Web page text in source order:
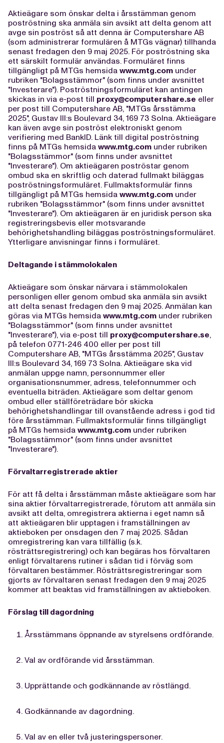
Aktieägare som önskar delta i årsstämman genom
poströstning ska anmäla sin avsikt att delta genom att
avge sin poströst så att denna är Computershare AB
(som administrerar formulären å MTGs vägnar) tillhanda
senast fredagen den 9 maj 2025. För poströstning ska
ett särskilt formulär användas. Formuläret finns
tillgängligt på MTGs hemsida www.mtg.com under
rubriken "Bolagsstämmor" (som finns under avsnittet
"Investerare"). Poströstningsformuläret kan antingen
skickas in via e-post till proxy@computershare.se eller
per post till Computershare AB, "MTGs årsstämma
2025", Gustav III:s Boulevard 34, 169 73 Solna. Aktieägare
kan även avge sin poströst elektroniskt genom
verifiering med BankID. Länk till digital poströstning
finns på MTGs hemsida www.mtg.com under rubriken
"Bolagsstämmor" (som finns under avsnittet
"Investerare"). Om aktieägaren poströstar genom
ombud ska en skriftlig och daterad fullmakt biläggas
poströstningsformuläret. Fullmaktsformulär finns
tillgängligt på MTGs hemsida www.mtg.com under
rubriken "Bolagsstämmor" (som finns under avsnittet
"Investerare"). Om aktieägaren är en juridisk person ska
registreringsbevis eller motsvarande
behörighetshandling biläggas poströstningsformuläret.
Ytterligare anvisningar finns i formuläret.
Deltagande i stämmolokalen
Aktieägare som önskar närvara i stämmolokalen
personligen eller genom ombud ska anmäla sin avsikt
att delta senast fredagen den 9 maj 2025. Anmälan kan
göras via MTGs hemsida www.mtg.com under rubriken
"Bolagsstämmor" (som finns under avsnittet
"Investerare"), via e-post till proxy@computershare.se,
på telefon 0771-246 400 eller per post till
Computershare AB, "MTGs årsstämma 2025", Gustav
III:s Boulevard 34, 169 73 Solna. Aktieägare ska vid
anmälan uppge namn, personnummer eller
organisationsnummer, adress, telefonnummer och
eventuella biträden. Aktieägare som deltar genom
ombud eller ställföreträdare bör skicka
behörighetshandlingar till ovanstående adress i god tid
före årsstämman. Fullmaktsformulär finns tillgängligt
på MTGs hemsida www.mtg.com under rubriken
"Bolagsstämmor" (som finns under avsnittet
"Investerare").
Förvaltarregistrerade aktier
För att få delta i årsstämman måste aktieägare som har
sina aktier förvaltarregistrerade, förutom att anmäla sin
avsikt att delta, omregistrera aktierna i eget namn så
att aktieägaren blir upptagen i framställningen av
aktieboken per onsdagen den 7 maj 2025. Sådan
omregistrering kan vara tillfällig (s.k.
rösträttsregistrering) och kan begäras hos förvaltaren
enligt förvaltarens rutiner i sådan tid i förväg som
förvaltaren bestämmer. Rösträttsregistreringar som
gjorts av förvaltaren senast fredagen den 9 maj 2025
kommer att beaktas vid framställningen av aktieboken.
Förslag till dagordning
Årsstämmans öppnande av styrelsens ordförande.
Val av ordförande vid årsstämman.
Upprättande och godkännande av röstlängd.
Godkännande av dagordning.
Val av en eller två justeringspersoner.